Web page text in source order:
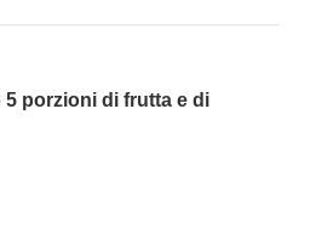
porzioni di frutta e di